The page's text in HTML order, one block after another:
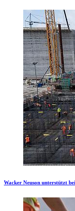
Wacker Neuson unterstützt